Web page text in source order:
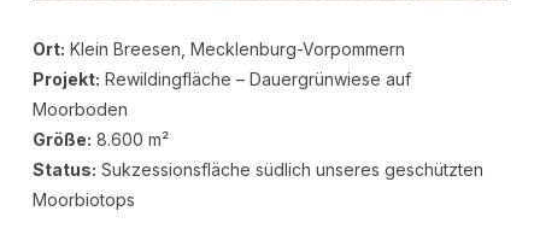
Ort: Klein Breesen, Mecklenburg-Vorpommern
Projekt: Rewildingfläche – Dauergrünwiese auf
Moorboden
Größe: 8.600 m²
Status: Sukzessionsfläche südlich unseres geschützten
Moorbiotops